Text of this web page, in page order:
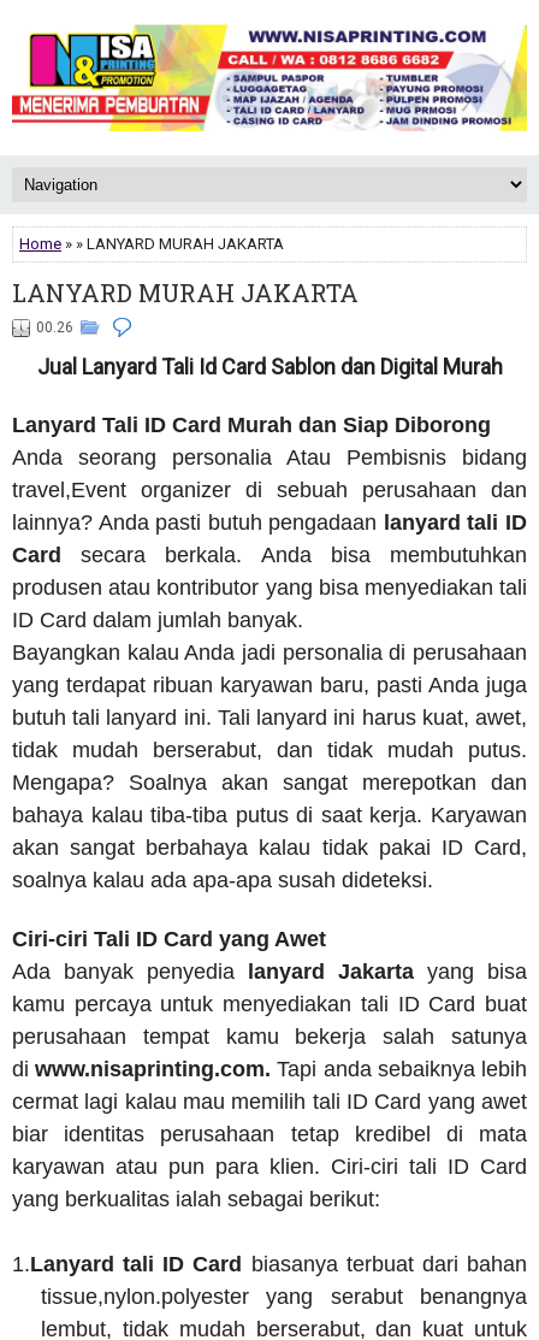
Home » » LANYARD MURAH JAKARTA
LANYARD MURAH JAKARTA
00.26
Jual Lanyard Tali Id Card Sablon dan Digital Murah
Lanyard Tali ID Card Murah dan Siap Diborong
Anda seorang personalia Atau Pembisnis bidang
travel,Event organizer di sebuah perusahaan dan
lainnya? Anda pasti butuh pengadaan lanyard tali ID
Cardsecara berkala. Anda bisa membutuhkan
produsen atau kontributor yang bisa menyediakan tali
ID Card dalam jumlah banyak.
Bayangkan kalau Anda jadi personalia di perusahaan
yang terdapat ribuan karyawan baru, pasti Anda juga
butuh tali lanyard ini. Tali lanyard ini harus kuat, awet,
tidak mudah berserabut, dan tidak mudah putus.
Mengapa? Soalnya akan sangat merepotkan dan
bahaya kalau tiba-tiba putus di saat kerja. Karyawan
akan sangat berbahaya kalau tidak pakai ID Card,
soalnya kalau ada apa-apa susah dideteksi.
Ciri-ciri Tali ID Card yang Awet
Ada banyak penyedia
lanyard Jakarta yang bisa
kamu percaya untuk menyediakan tali ID Card buat
perusahaan tempat kamu bekerja salah satunya
di www.nisaprinting.com. Tapi anda sebaiknya lebih
cermat lagi kalau mau memilih tali ID Card yang awet
biar identitas perusahaan tetap kredibel di mata
karyawan atau pun para klien. Ciri-ciri tali ID Card
yang berkualitas ialah sebagai berikut:
1.Lanyard tali ID Card
biasanya terbuat dari bahan
tissue,nylon.polyester yang serabut benangnya
lembut, tidak mudah berserabut, dan kuat untuk